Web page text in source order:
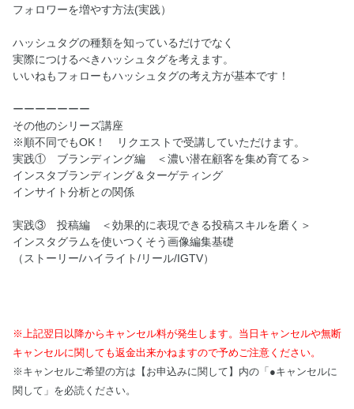
フォロワーを増やす方法(実践）
ハッシュタグの種類を知っているだけでなく
実際につけるべきハッシュタグを考えます。
いいねもフォローもハッシュタグの考え方が基本です！
ーーーーーーー
その他のシリーズ講座
※順不同でもOK！ リクエストで受講していただけます。
実践① ブランディング編 ＜濃い潜在顧客を集め育てる＞
インスタブランディング＆ターゲティング
インサイト分析との関係
実践③ 投稿編 ＜効果的に表現できる投稿スキルを磨く＞
インスタグラムを使いつくそう画像編集基礎
（ストーリー/ハイライト/リール/IGTV）
※上記翌日以降からキャンセル料が発生します。当日キャンセルや無断
キャンセルに関しても返金出来かねますので予めご注意ください。
※キャンセルご希望の方は【お申込みに関して】内の「●キャンセルに
関して」を必読ください。